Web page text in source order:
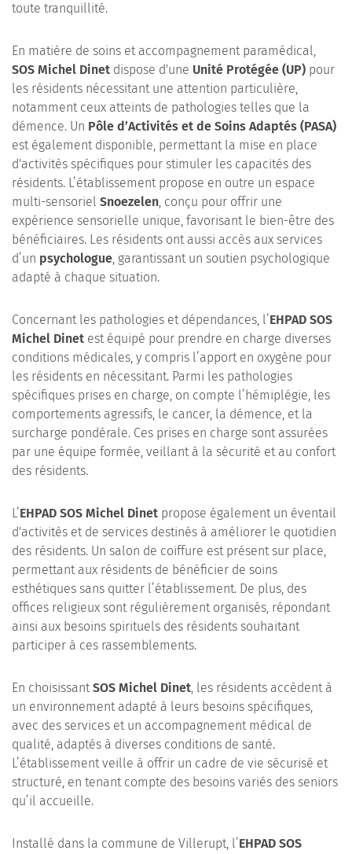
toute tranquillité.
En matière de soins et accompagnement paramédical,
SOS Michel Dinet dispose d'une Unité Protégée (UP) pour
les résidents nécessitant une attention particulière,
notamment ceux atteints de pathologies telles que la
démence. Un Pôle d’Activités et de Soins Adaptés (PASA)
est également disponible, permettant la mise en place
d'activités spécifiques pour stimuler les capacités des
résidents. L’établissement propose en outre un espace
multi-sensoriel Snoezelen, conçu pour offrir une
expérience sensorielle unique, favorisant le bien-être des
bénéficiaires. Les résidents ont aussi accès aux services
d’un psychologue, garantissant un soutien psychologique
adapté à chaque situation.
Concernant les pathologies et dépendances, l’EHPAD SOS
Michel Dinet est équipé pour prendre en charge diverses
conditions médicales, y compris l’apport en oxygène pour
les résidents en nécessitant. Parmi les pathologies
spécifiques prises en charge, on compte l’hémiplégie, les
comportements agressifs, le cancer, la démence, et la
surcharge pondérale. Ces prises en charge sont assurées
par une équipe formée, veillant à la sécurité et au confort
des résidents.
L’EHPAD SOS Michel Dinet propose également un éventail
d'activités et de services destinés à améliorer le quotidien
des résidents. Un salon de coiffure est présent sur place,
permettant aux résidents de bénéficier de soins
esthétiques sans quitter l’établissement. De plus, des
offices religieux sont régulièrement organisés, répondant
ainsi aux besoins spirituels des résidents souhaitant
participer à ces rassemblements.
En choisissantSOS Michel Dinet, les résidents accèdent à
un environnement adapté à leurs besoins spécifiques,
avec des services et un accompagnement médical de
qualité, adaptés à diverses conditions de santé.
L’établissement veille à offrir un cadre de vie sécurisé et
structuré, en tenant compte des besoins variés des seniors
qu’il accueille.
Installé dans la commune de Villerupt, l’EHPAD SOS